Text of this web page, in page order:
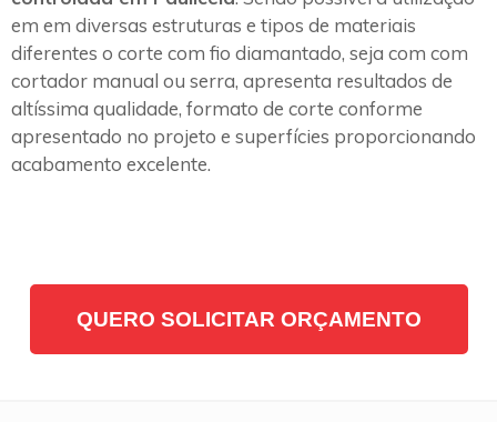
em em diversas estruturas e tipos de materiais
diferentes o corte com fio diamantado, seja com com
cortador manual ou serra, apresenta resultados de
altíssima qualidade, formato de corte conforme
apresentado no projeto e superfícies proporcionando
acabamento excelente.
QUERO SOLICITAR ORÇAMENTO